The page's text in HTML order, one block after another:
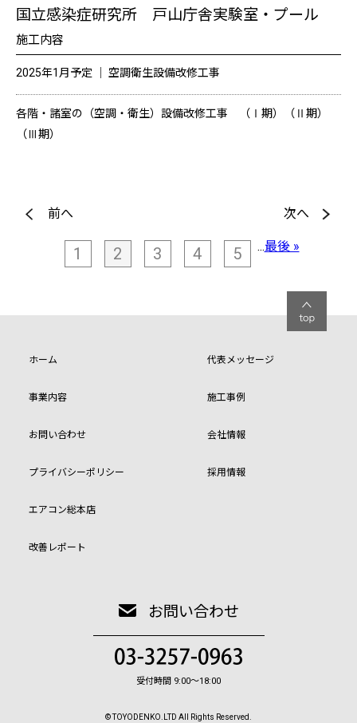
国立感染症研究所 戸山庁舎実験室・プール
施工内容
2025年1月予定 │ 空調衛生設備改修工事
各階・諸室の（空調・衛生）設備改修工事 （Ⅰ期）（Ⅱ期）
（Ⅲ期）
前へ
1 2 3 4 5 ...
次へ
最後 »
ホーム
事業内容
お問い合わせ
プライバシーポリシー
代表メッセージ
施工事例
会社情報
採用情報
エアコン総本店
改善レポート
お問い合わせ
受付時間 9:00〜18:00
© TOYODENKO.LTD All Rights Reserved.